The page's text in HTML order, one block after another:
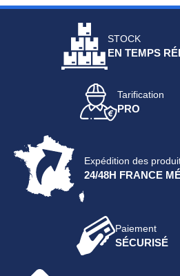
STOCK
EN TEMPS
Tarification
PRO
Expédition des
24/48H FRANCE
Paiement
SÉCURISÉ